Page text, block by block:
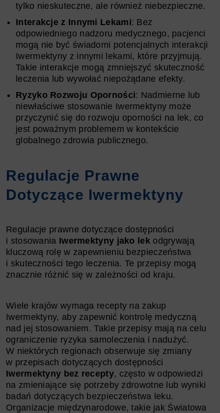
tylko nieskuteczne, ale również niebezpieczne.
Interakcje z Innymi Lekami: Bez
odpowiedniego nadzoru medycznego, pacjenci
mogą nie być świadomi potencjalnych interakcji
Iwermektyny z innymi lekami, które przyjmują.
Takie interakcje mogą zmniejszyć skuteczność
leczenia lub wywołać niepożądane efekty.
Ryzyko Rozwoju Oporności: Nadmierne lub
niewłaściwe stosowanie Iwermektyny może
przyczynić się do rozwoju oporności na lek, co
jest poważnym problemem w kontekście
globalnego zdrowia publicznego.
Regulacje Prawne
Dotyczące Iwermektyny
Regulacje prawne dotyczące dostępności
i stosowania Iwermektyny jako lekodgrywają
kluczową rolę w zapewnieniu bezpieczeństwa
i skuteczności tego leczenia. Te przepisy mogą
znacznie różnić się w zależności od kraju.
Wiele krajów wymaga recepty na zakup
Iwermektyny, aby zapewnić kontrolę medyczną
nad jej stosowaniem. Takie przepisy mają na celu
ograniczenie ryzyka samoleczenia i nadużyć.
W niektórych regionach obserwuje się zmiany
w przepisach dotyczących dostępności
Iwermektyny bez recepty, często w odpowiedzi
na zmieniające się potrzeby zdrowotne lub wyniki
badań dotyczących bezpieczeństwa leku.
Organizacje międzynarodowe, takie jak Światowa